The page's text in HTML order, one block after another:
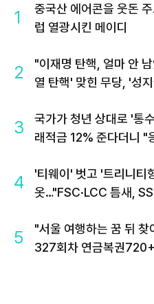
1
중국산 에어콘을 웃돈
럽 열광시킨 메이디
2
"이재명 탄핵, 얼마 안
열 탄핵' 맞힌 무당, '성
3
국가가 청년 상대로 '통
래적금 12% 준다더니 "
4
'티웨이' 벗고 '트리니티
옷…"FSC·LCC 틈새,
5
"서울 여행하는 꿈 뒤
327회차 연금복권